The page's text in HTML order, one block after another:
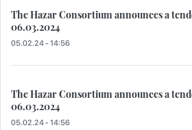
The Hazar Consortium announces a
06.03.2024
05.02.24 - 14:56
The Hazar Consortium announces a
06.03.2024
05.02.24 - 14:56